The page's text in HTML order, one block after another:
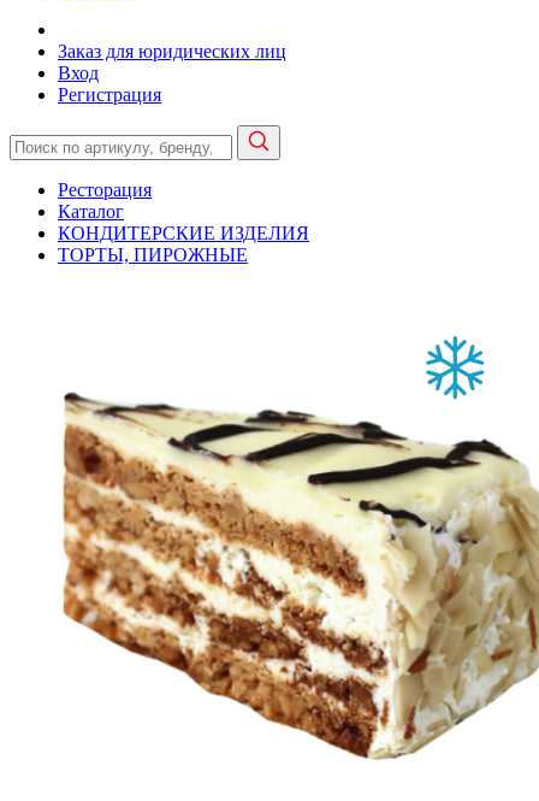
Заказ для юридических лиц
Вход
Регистрация
Ресторация
Каталог
КОНДИТЕРСКИЕ ИЗДЕЛИЯ
ТОРТЫ, ПИРОЖНЫЕ